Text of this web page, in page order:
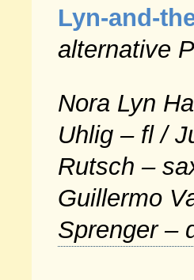
Lyn-and-
alternative
Nora Lyn
Uhlig – fl /
Rutsch –
Guillermo
Sprenger –